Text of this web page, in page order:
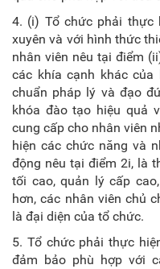
4. (i) Tổ chức phải thực
xuyên và với hình thức
nhân viên nêu tại điểm
các khía cạnh khác của
chuẩn pháp lý và đạo
khóa đào tạo hiệu quả
cung cấp cho nhân viên
hiện các chức năng và
động nêu tại điểm 2i, là
tối cao, quản lý cấp
hơn, các nhân viên chủ
là đại diện của tổ chức.
5. Tổ chức phải thực
đảm bảo phù hợp với